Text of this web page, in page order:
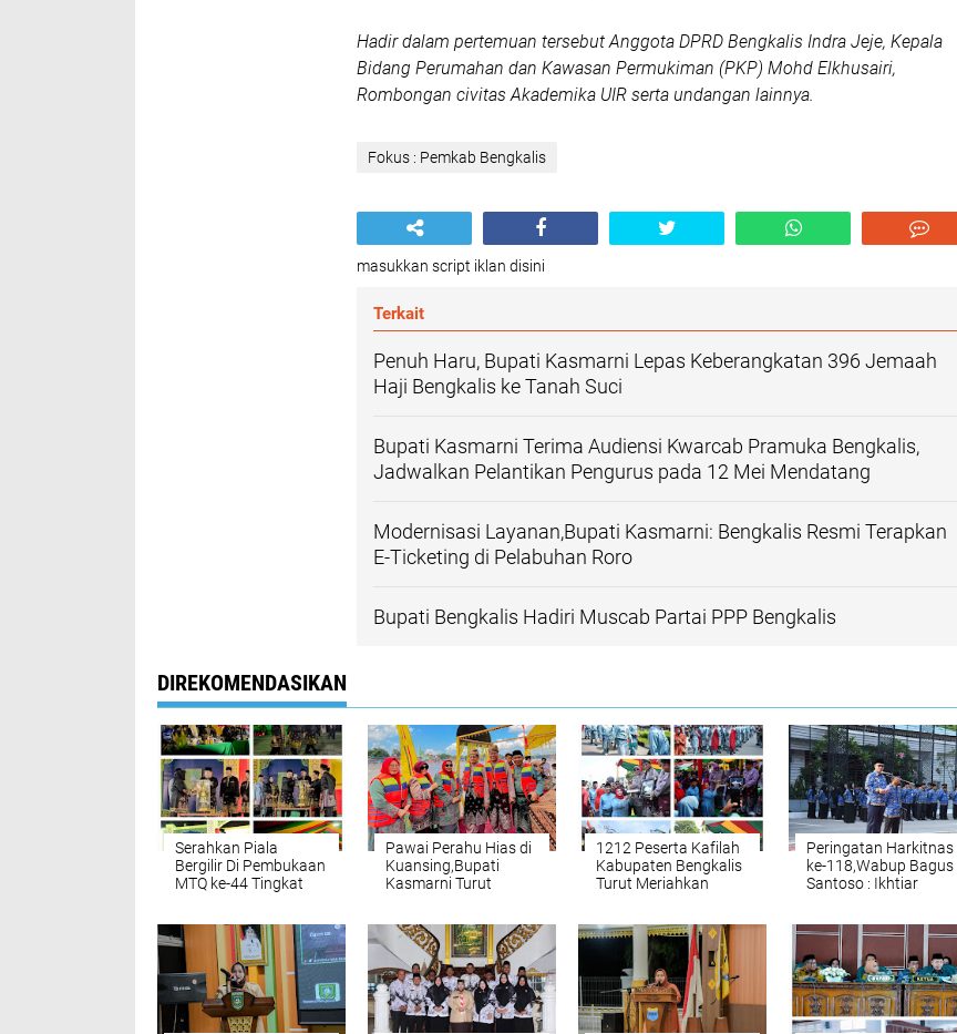
Hadir dalam pertemuan tersebut Anggota DPRD Bengkalis Indra Jeje, Kepala
Bidang Perumahan dan Kawasan Permukiman (PKP) Mohd Elkhusairi,
Rombongan civitas Akademika UIR serta undangan lainnya.
Fokus : Pemkab Bengkalis
masukkan script iklan disini
Terkait
Penuh Haru, Bupati Kasmarni Lepas Keberangkatan 396 Jemaah
Haji Bengkalis ke Tanah Suci
Bupati Kasmarni Terima Audiensi Kwarcab Pramuka Bengkalis,
Jadwalkan Pelantikan Pengurus pada 12 Mei Mendatang
Modernisasi Layanan,Bupati Kasmarni: Bengkalis Resmi Terapkan
E-Ticketing di Pelabuhan Roro
Bupati Bengkalis Hadiri Muscab Partai PPP Bengkalis
DIREKOMENDASIKAN
Serahkan Piala
Bergilir Di Pembukaan
MTQ ke-44 Tingkat
Harapan Besar
Kepada Kafilah
Bengkalis
Pawai Perahu Hias di
Kuansing,Bupati
Kasmarni Turut
1212 Peserta Kafilah
Kabupaten Bengkalis
Turut Meriahkan
Riau Di Kuansing
Peringatan Harkitnas
ke-118,Wabup Bagus
Santoso : Ikhtiar
Transformasi Digital